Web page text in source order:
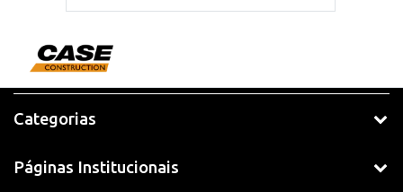
Categorias
Páginas Institucionais